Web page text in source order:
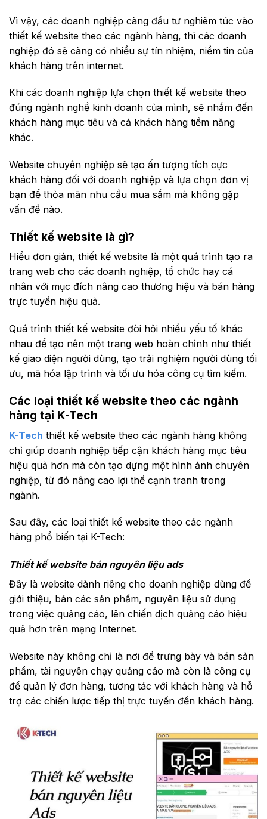
Vì vậy, các doanh nghiệp càng đầu tư nghiêm túc vào
thiết kế website theo các ngành hàng, thì các doanh
nghiệp đó sẽ càng có nhiều sự tín nhiệm, niềm tin của
khách hàng trên internet.
Khi các doanh nghiệp lựa chọn thiết kế website theo
đúng ngành nghề kinh doanh của mình, sẽ nhắm đến
khách hàng mục tiêu và cả khách hàng tiềm năng
khác.
Website chuyên nghiệp sẽ tạo ấn tượng tích cực
khách hàng đối với doanh nghiệp và lựa chọn đơn vị
bạn để thỏa mãn nhu cầu mua sắm mà không gặp
vấn đề nào.
Thiết kế website là gì?
Hiểu đơn giản, thiết kế website là một quá trình tạo ra
trang web cho các doanh nghiệp, tổ chức hay cá
nhân với mục đích nâng cao thương hiệu và bán hàng
trực tuyến hiệu quả.
Quá trình thiết kế website đòi hỏi nhiều yếu tố khác
nhau để tạo nên một trang web hoàn chỉnh như thiết
kế giao diện người dùng, tạo trải nghiệm người dùng tối
ưu, mã hóa lập trình và tối ưu hóa công cụ tìm kiếm.
Các loại thiết kế website theo các ngành
hàng tại K-Tech
K-Tech thiết kế website theo các ngành hàng không
chỉ giúp doanh nghiệp tiếp cận khách hàng mục tiêu
hiệu quả hơn mà còn tạo dựng một hình ảnh chuyên
nghiệp, từ đó nâng cao lợi thế cạnh tranh trong
ngành.
Sau đây, các loại thiết kế website theo các ngành
hàng phổ biến tại K-Tech:
Thiết kế website bán nguyên liệu ads
Đây là website dành riêng cho doanh nghiệp dùng để
giới thiệu, bán các sản phẩm, nguyên liệu sử dụng
trong việc quảng cáo, lên chiến dịch quảng cáo hiệu
quả hơn trên mạng Internet.
Website này không chỉ là nơi để trưng bày và bán sản
phẩm, tài nguyên chạy quảng cáo mà còn là công cụ
để quản lý đơn hàng, tương tác với khách hàng và hỗ
trợ các chiến lược tiếp thị trực tuyến đến khách hàng.